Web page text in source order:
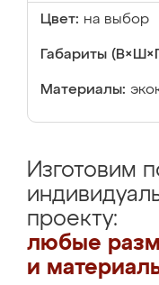
Цвет: на выбор
Габариты
Материалы:
Изготовим
проекту:
любые
и